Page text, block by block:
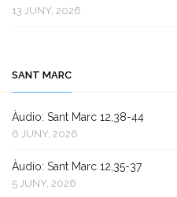
13 JUNY, 2026
SANT MARC
Àudio: Sant Marc 12,38-44
6 JUNY, 2026
Àudio: Sant Marc 12,35-37
5 JUNY, 2026